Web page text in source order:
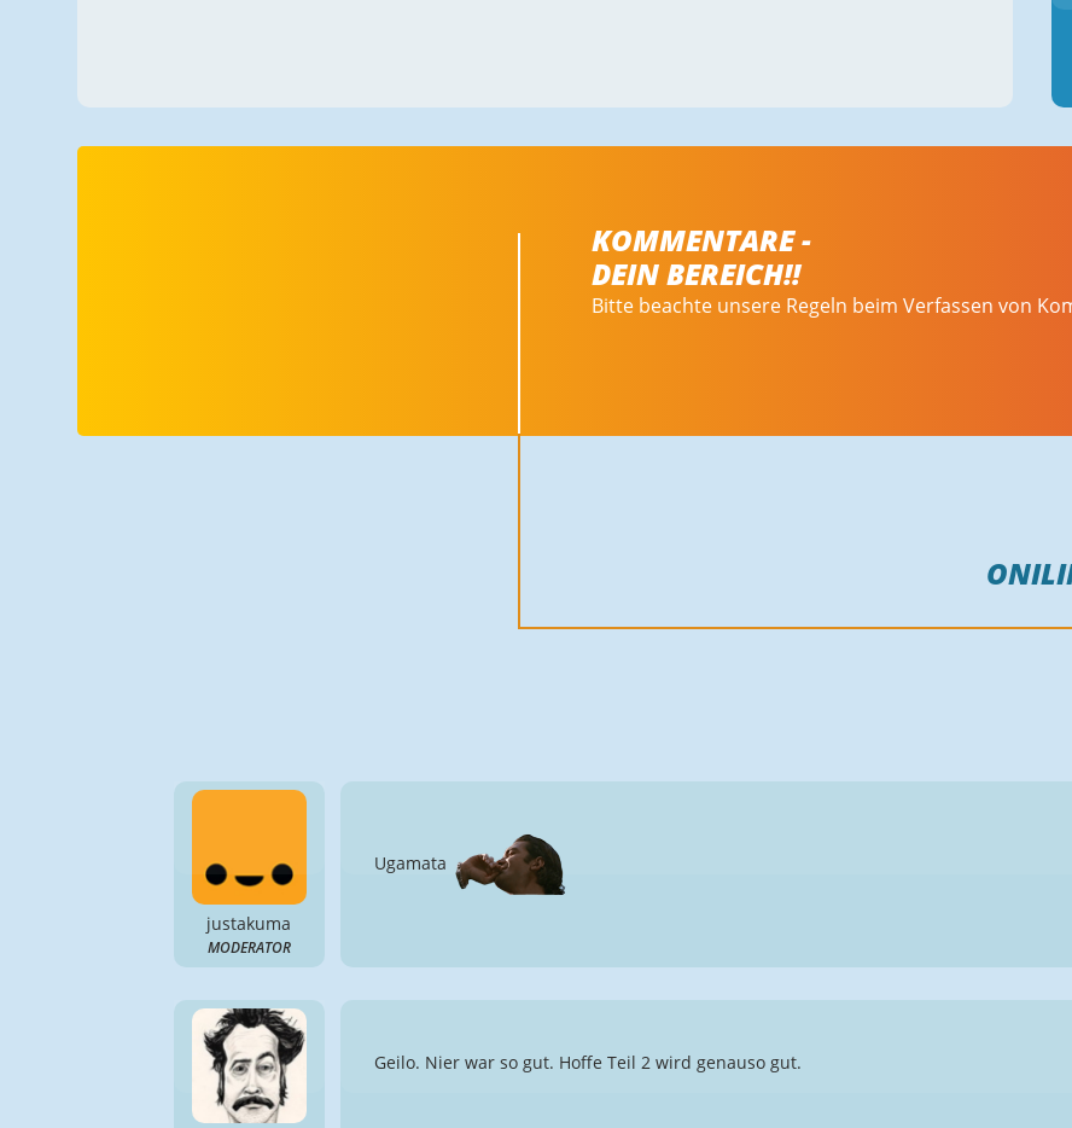
KOMMENTARE -
DEIN BEREICH!!
Bitte beachte unsere Regeln beim Verfassen von
justakuma
MODERATOR
Ugamata
Geilo. Nier war so gut. Hoffe Teil 2 wird genauso gut.